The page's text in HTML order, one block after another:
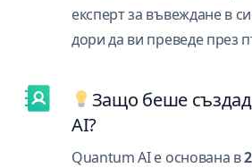
експерт за въвеждане в
дори да ви преведе през
Защо беше
AI?
Quantum AI е основана в